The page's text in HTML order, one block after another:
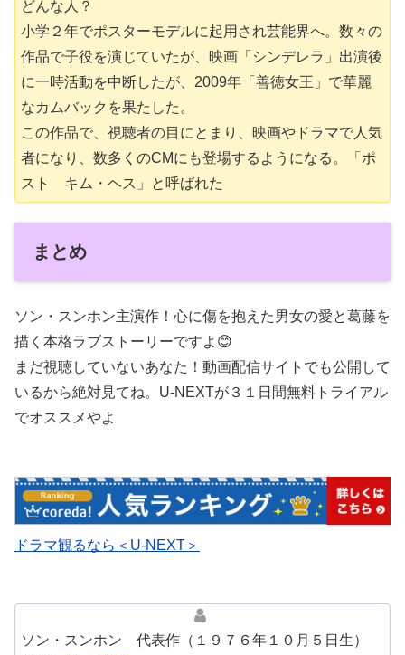
どんな人？
小学２年でポスターモデルに起用され芸能界へ。数々の
作品で子役を演じていたが、映画「シンデレラ」出演後
に一時活動を中断したが、2009年「善徳女王」で華麗
なカムバックを果たした。
この作品で、視聴者の目にとまり、映画やドラマで人気
者になり、数多くのCMにも登場するようになる。「ポ
スト キム・ヘス」と呼ばれた
まとめ
ソン・スンホン主演作！心に傷を抱えた男女の愛と葛藤を
描く本格ラブストーリーですよ😊
まだ視聴していないあなた！動画配信サイトでも公開して
いるから絶対見てね。U-NEXTが３１日間無料トライアル
でオススメやよ
ドラマ観るなら＜U-NEXT＞
ソン・スンホン 代表作（１９７６年１０月５日生）